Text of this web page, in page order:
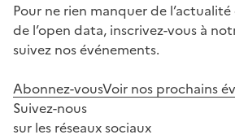
Pour ne rien manquer de
de l’open data, inscrivez-vous à
suivez nos événements.
Abonnez-vousVoir nos prochains
Suivez-nous
sur les réseaux sociaux